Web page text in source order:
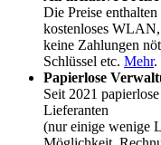
Die Preise
kostenloses
keine Zahlungen
Schlüssel etc. Mehr.
Papierlose
Seit 2021
Lieferanten
(nur einige wenige